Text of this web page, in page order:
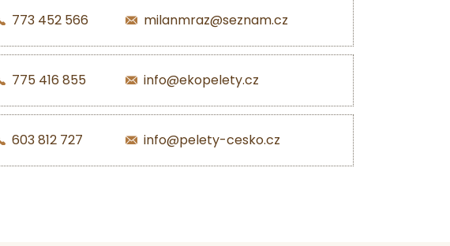
773 452 566 milanmraz@seznam.cz
775 416 855 info@ekopelety.cz
603 812 727 info@pelety-cesko.cz